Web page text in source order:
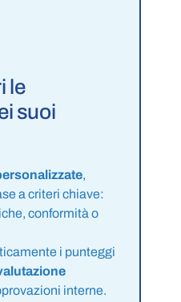
le
suoi
,
a criteri chiave:
conformità o
i punteggi
interne.